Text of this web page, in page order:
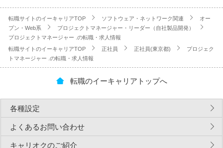
転職サイトのイーキャリアTOP ソフトウェア・ネットワーク関連
オー
プン・Web系
プロジェクトマネージャー・リーダー（自社製品開発）
プロジェクトマネージャー .の転職・求人情報
転職サイトのイーキャリアTOP
正社員 正社員(東京都)
プロジェク
トマネージャー .の転職・求人情報
転職のイーキャリアトップへ
各種設定
よくあるお問い合わせ
キャリオクのご紹介